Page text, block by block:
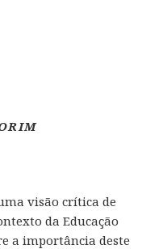
visão crítica de
da Educação
a importância deste